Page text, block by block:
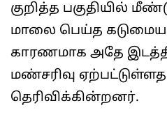
குறித்த பகுதியில்
மாலை பெய்த
காரணமாக அதே
மண்சரிவு
தெரிவிக்கின்றனர்.